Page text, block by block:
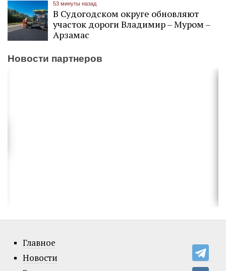
53 минуты назад
В Судогодском округе обновляют
участок дороги Владимир – Муром –
Арзамас
Новости партнеров
Главное
Новости